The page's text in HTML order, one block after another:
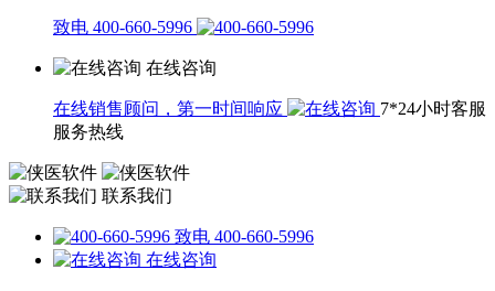
致电 400-660-5996
在线咨询
在线销售顾问，第一时间响应
7*24小时客服
服务热线
联系我们
致电 400-660-5996
在线咨询